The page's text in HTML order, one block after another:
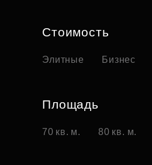
Стоимость
Элитные Бизнес
Площадь
70 кв. м. 80 кв. м.